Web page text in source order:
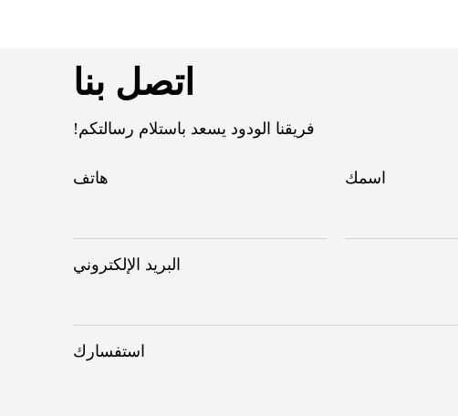
اتصل بنا
فريقنا الودود يسعد باستلام رسالتكم!
اسمك هاتف
البريد الإلكتروني
استفسارك